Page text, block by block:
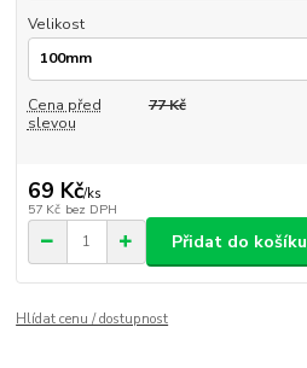
Velikost
Cena před
slevou
77 Kč
69 Kč/ks
57 Kč bez DPH
Přidat do košíku
Hlídat cenu / dostupnost